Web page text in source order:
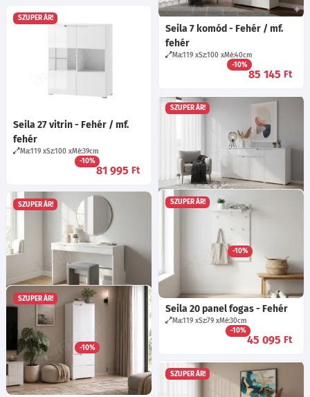
Seila 7 komód - Fehér / mf.
fehér
Ma:119 Sz:100 Mé:40cm
-10%
85 145 Ft
SZUPER ÁR!
Seila 27 vitrin - Fehér / mf.
fehér
Ma:119 Sz:100 Mé:39cm
-10%
81 995 Ft
SZUPER ÁR!
Seila 36 komód - Fehér / mf.
Sz:180 Mé:40
-10%
95 135Ft
SZUPER ÁR!
Seila 20 panel fogas - Fehér
Ma:119 Sz:79 Mé:30cm
-10%
45 095 Ft
SZUPER ÁR!
Seila 31 sminkasztal - Fehér /
mf. fehér
Ma:76 Sz:120
-10%
48 335
SZUPER ÁR!
SZUPER ÁR!